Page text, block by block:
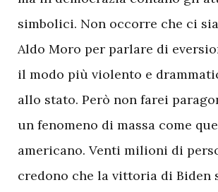
simbolici. Non occorre che ci
Aldo Moro per parlare di
il modo più violento e
allo stato. Però non farei
un fenomeno di massa come
americano. Venti milioni di
credono che la vittoria di Biden